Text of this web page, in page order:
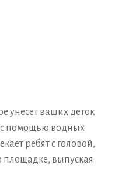
унесет ваших деток
с помощью водных
ребят с головой,
площадке, выпуская